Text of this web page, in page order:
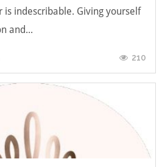
is indescribable. Giving yourself
and...
210